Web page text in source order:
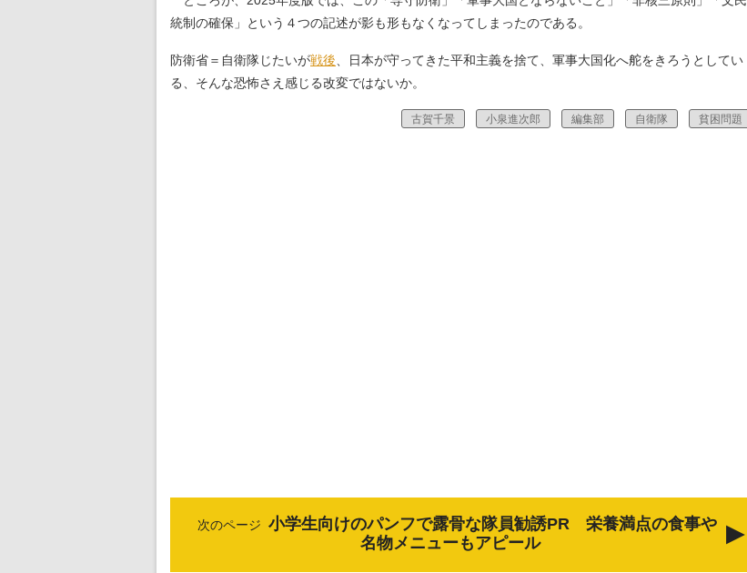
統制の確保」という４つの記述が影も形もなくなってしまったのである。
防衛省＝自衛隊じたいが戦後 、日本が守ってきた平和主義を捨て、軍事大国化へ舵をきろうとしてい
る、そんな恐怖さえ感じる改変ではないか。
古賀千景 小泉進次郎 編集部 自衛隊 貧困問題
次のページ 小学生向けのパンフで露骨な隊員勧誘PR 栄養満点の食事や
名物メニューもアピール